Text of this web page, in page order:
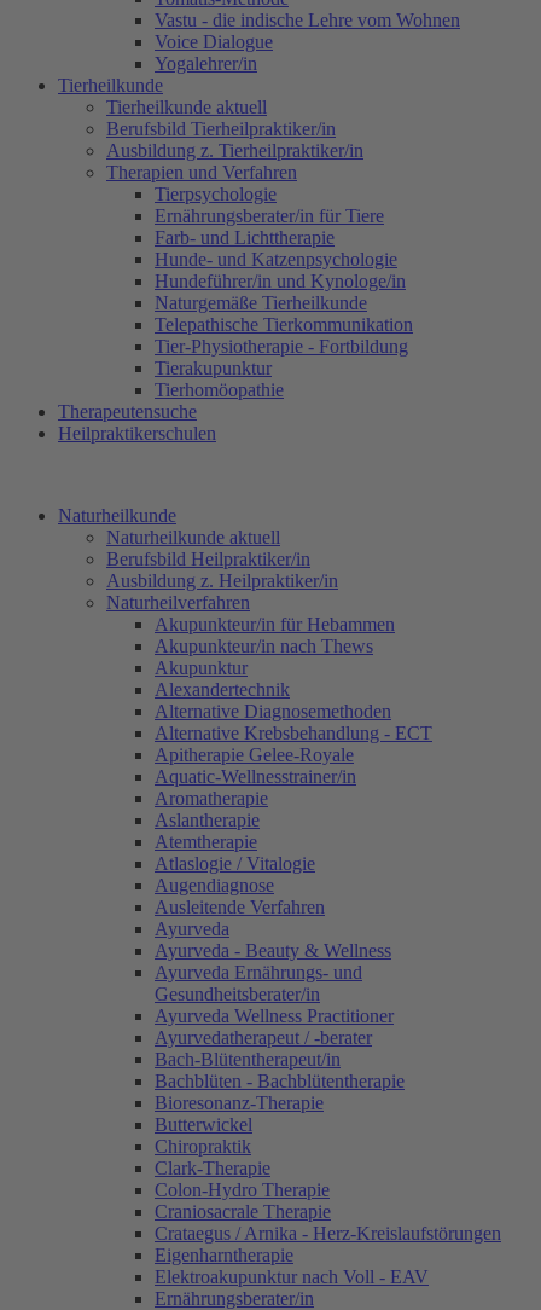
Vastu - die indische Lehre vom Wohnen
Voice Dialogue
Yogalehrer/in
Tierheilkunde
Tierheilkunde aktuell
Berufsbild Tierheilpraktiker/in
Ausbildung z. Tierheilpraktiker/in
Therapien und Verfahren
Tierpsychologie
Ernährungsberater/in für Tiere
Farb- und Lichttherapie
Hunde- und Katzenpsychologie
Hundeführer/in und Kynologe/in
Naturgemäße Tierheilkunde
Telepathische Tierkommunikation
Tier-Physiotherapie - Fortbildung
Tierakupunktur
Tierhomöopathie
Therapeutensuche
Heilpraktikerschulen
Naturheilkunde
Naturheilkunde aktuell
Berufsbild Heilpraktiker/in
Ausbildung z. Heilpraktiker/in
Naturheilverfahren
Akupunkteur/in für Hebammen
Akupunkteur/in nach Thews
Akupunktur
Alexandertechnik
Alternative Diagnosemethoden
Alternative Krebsbehandlung - ECT
Apitherapie Gelee-Royale
Aquatic-Wellnesstrainer/in
Aromatherapie
Aslantherapie
Atemtherapie
Atlaslogie / Vitalogie
Augendiagnose
Ausleitende Verfahren
Ayurveda
Ayurveda - Beauty & Wellness
Ayurveda Ernährungs- und
Gesundheitsberater/in
Ayurveda Wellness Practitioner
Ayurvedatherapeut / -berater
Bach-Blütentherapeut/in
Bachblüten - Bachblütentherapie
Bioresonanz-Therapie
Butterwickel
Chiropraktik
Clark-Therapie
Colon-Hydro Therapie
Craniosacrale Therapie
Crataegus / Arnika - Herz-Kreislaufstörungen
Eigenharntherapie
Elektroakupunktur nach Voll - EAV
Ernährungsberater/in